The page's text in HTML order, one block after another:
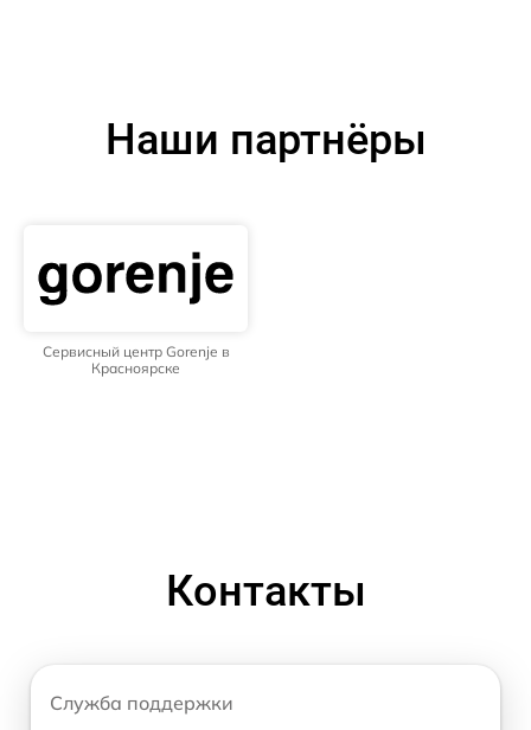
Наши партнёры
Сервисный центр Gorenje в
Красноярске
Контакты
Служба поддержки